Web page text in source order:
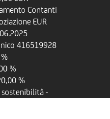
Contanti
EUR
416519928
%
%
sostenibilità -